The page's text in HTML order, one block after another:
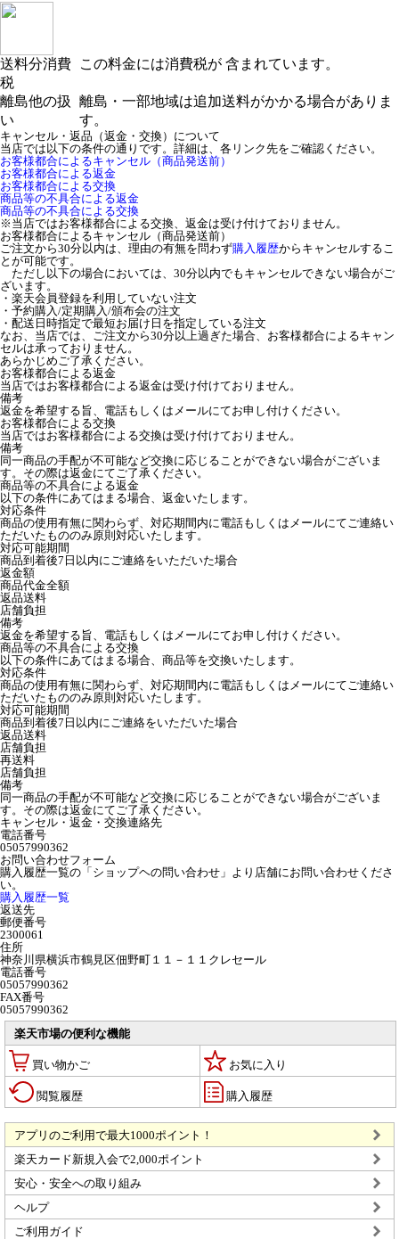
送料分消費
税
この料金には消費税が 含まれています。
離島他の扱
い
離島・一部地域は追加送料がかかる場合がありま
す。
キャンセル・返品（返金・交換）について
当店では以下の条件の通りです。詳細は、各リンク先をご確認ください。
お客様都合によるキャンセル（商品発送前）
お客様都合による返金
お客様都合による交換
商品等の不具合による返金
商品等の不具合による交換
※当店ではお客様都合による交換、返金は受け付けておりません。
お客様都合によるキャンセル（商品発送前）
ご注文から30分以内は、理由の有無を問わず購入履歴からキャンセルするこ
とが可能です。
ただし以下の場合においては、30分以内でもキャンセルできない場合がご
ざいます。
・楽天会員登録を利用していない注文
・予約購入/定期購入/頒布会の注文
・配送日時指定で最短お届け日を指定している注文
なお、当店では、ご注文から30分以上過ぎた場合、お客様都合によるキャン
セルは承っておりません。
あらかじめご了承ください。
お客様都合による返金
当店ではお客様都合による返金は受け付けておりません。
備考
返金を希望する旨、電話もしくはメールにてお申し付けください。
お客様都合による交換
当店ではお客様都合による交換は受け付けておりません。
備考
同一商品の手配が不可能など交換に応じることができない場合がございま
す。その際は返金にてご了承ください。
商品等の不具合による返金
以下の条件にあてはまる場合、返金いたします。
対応条件
商品の使用有無に関わらず、対応期間内に電話もしくはメールにてご連絡い
ただいたもののみ原則対応いたします。
対応可能期間
商品到着後7日以内にご連絡をいただいた場合
返金額
商品代金全額
返品送料
店舗負担
備考
返金を希望する旨、電話もしくはメールにてお申し付けください。
商品等の不具合による交換
以下の条件にあてはまる場合、商品等を交換いたします。
対応条件
商品の使用有無に関わらず、対応期間内に電話もしくはメールにてご連絡い
ただいたもののみ原則対応いたします。
対応可能期間
商品到着後7日以内にご連絡をいただいた場合
返品送料
店舗負担
再送料
店舗負担
備考
同一商品の手配が不可能など交換に応じることができない場合がございま
す。その際は返金にてご了承ください。
キャンセル・返金・交換連絡先
電話番号
05057990362
お問い合わせフォーム
購入履歴一覧の「ショップヘの問い合わせ」より店舗にお問い合わせくださ
い。
購入履歴一覧
返送先
郵便番号
2300061
住所
神奈川県横浜市鶴見区佃野町１１－１１クレセール
電話番号
05057990362
FAX番号
05057990362
楽天市場の便利な機能
買い物かご お気に入り
閲覧履歴 購入履歴
アプリのご利用で最大1000ポイント！
楽天カード新規入会で2,000ポイント
安心・安全への取り組み
ヘルプ
ご利用ガイド